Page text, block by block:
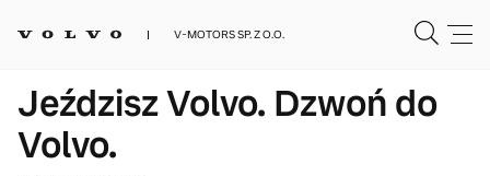
V-MOTORS SP. Z O.O.
Jeździsz Volvo. Dzwoń do
Volvo.